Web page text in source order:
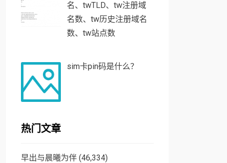
名、twTLD、tw注册域
名数、tw历史注册域名
数、tw站点数
sim卡pin码是什么？
热门文章
早出与晨曦为伴 (46,334)